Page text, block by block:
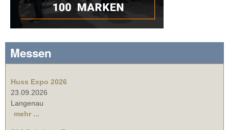
Messen
Huss Expo 2026
23.09.2026
Langenau
mehr ...